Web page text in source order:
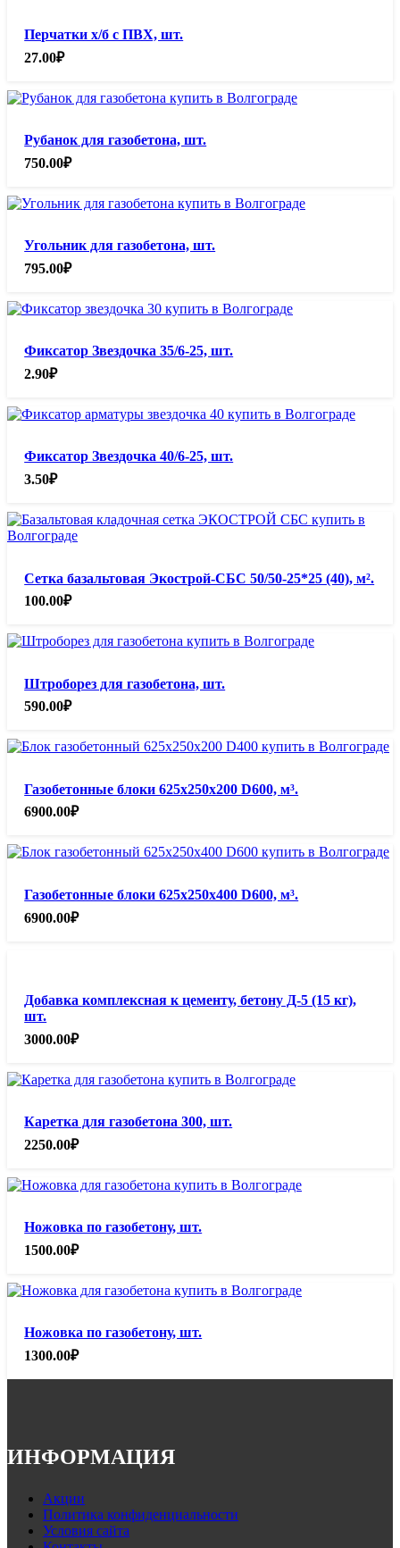
Перчатки х/б с ПВХ, шт.
27.00₽
Рубанок для газобетона, шт.
750.00₽
Угольник для газобетона, шт.
795.00₽
Фиксатор Звездочка 35/6-25, шт.
2.90₽
Фиксатор Звездочка 40/6-25, шт.
3.50₽
Сетка базальтовая Экострой-СБС 50/50-25*25 (40), м².
100.00₽
Штроборез для газобетона, шт.
590.00₽
Газобетонные блоки 625х250х200 D600, м³.
6900.00₽
Газобетонные блоки 625х250х400 D600, м³.
6900.00₽
Добавка комплексная к цементу, бетону Д-5 (15 кг),
шт.
3000.00₽
Каретка для газобетона 300, шт.
2250.00₽
Ножовка по газобетону, шт.
1500.00₽
Ножовка по газобетону, шт.
1300.00₽
ИНФОРМАЦИЯ
Акции
Политика конфиденциальности
Условия сайта